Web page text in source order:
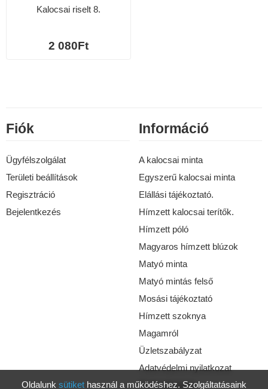
Oldalunk sütiket használ a működéshez. Szolgáltatásaink
Kalocsai riselt 8.
2 080Ft
Fiók
Ügyfélszolgálat
Területi beállítások
Regisztráció
Bejelentkezés
Információ
A kalocsai minta
Egyszerű kalocsai minta
Elállási tájékoztató.
Hímzett kalocsai terítők.
Hímzett póló
Magyaros hímzett blúzok
Matyó minta
Matyó mintás felső
Mosási tájékoztató
Hímzett szoknya
Magamról
Üzletszabályzat
Adatvédelmi nyilatkozat
Elérhetőségek